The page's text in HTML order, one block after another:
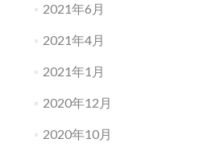
2021年6月
2021年4月
2021年1月
2020年12月
2020年10月